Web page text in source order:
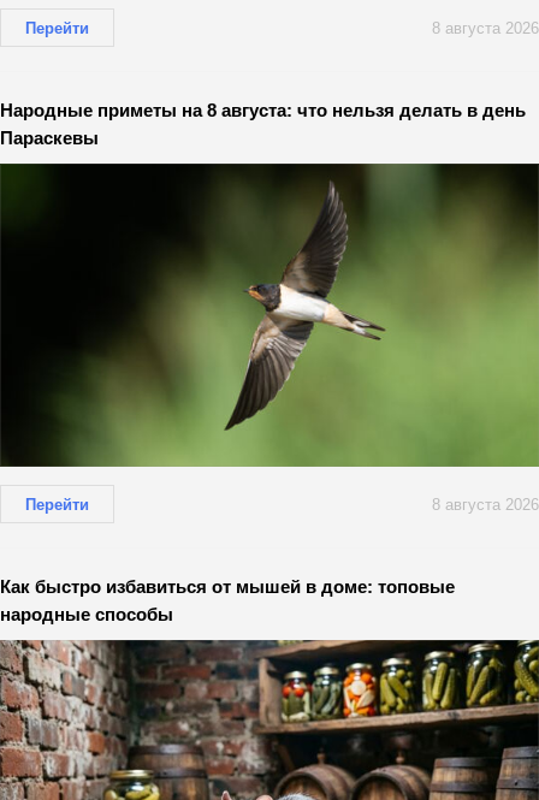
Перейти 8 августа 2026
Народные приметы на 8 августа: что нельзя делать в день
Параскевы
Перейти 8 августа 2026
Как быстро избавиться от мышей в доме: топовые
народные способы